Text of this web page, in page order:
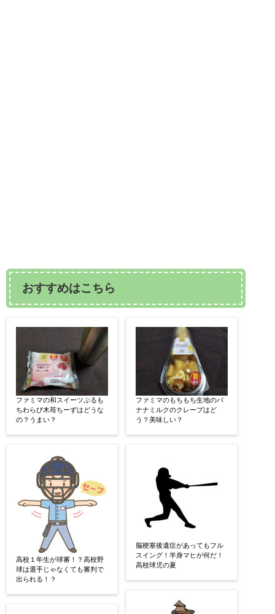
おすすめはこちら
ファミマの和スイーツぷるも
ちわらび木苺ちーずはどうな
の？うまい？
高校１年生が球審！？高校野
球は選手じゃなくても審判で
出られる！？
ファミマのもちもち生地のバ
ナナミルクのクレープはど
う？美味しい？
脳梗塞後遺症があってもフル
スイング！半身マヒが何だ！
高校球児の夏